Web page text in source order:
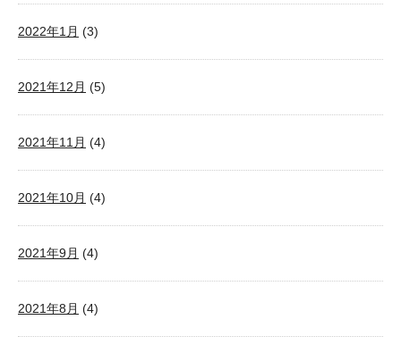
2022年1月 (3)
2021年12月 (5)
2021年11月 (4)
2021年10月 (4)
2021年9月 (4)
2021年8月 (4)